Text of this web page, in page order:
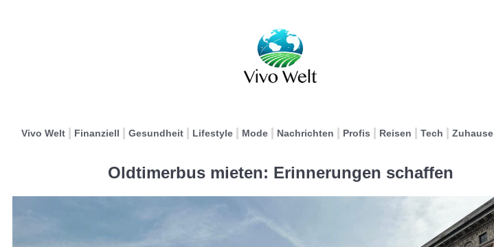
Vivo Welt Finanziell Gesundheit Lifestyle Mode Nachrichten Profis Reisen Tech Zuhause
Oldtimerbus mieten: Erinnerungen schaffen